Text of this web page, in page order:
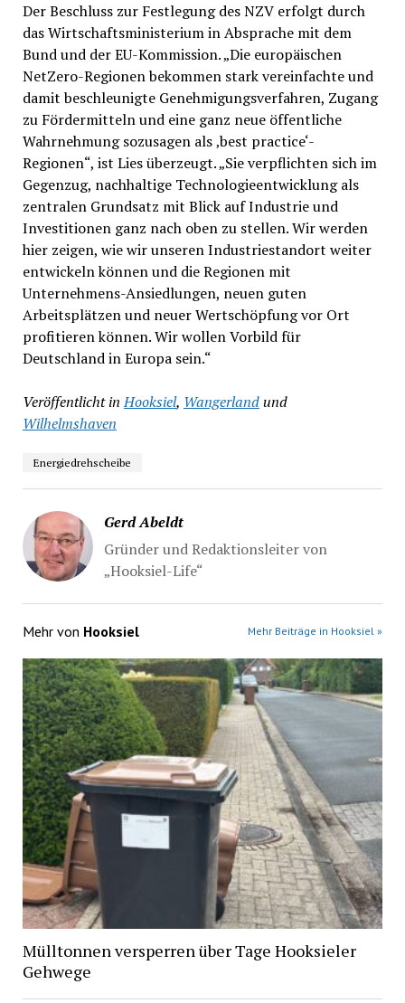
Der Beschluss zur Festlegung des NZV erfolgt durch
das Wirtschaftsministerium in Absprache mit dem
Bund und der EU-Kommission. „Die europäischen
NetZero-Regionen bekommen stark vereinfachte und
damit beschleunigte Genehmigungsverfahren, Zugang
zu Fördermitteln und eine ganz neue öffentliche
Wahrnehmung sozusagen als ‚best practice‘-
Regionen“, ist Lies überzeugt. „Sie verpflichten sich im
Gegenzug, nachhaltige Technologieentwicklung als
zentralen Grundsatz mit Blick auf Industrie und
Investitionen ganz nach oben zu stellen. Wir werden
hier zeigen, wie wir unseren Industriestandort weiter
entwickeln können und die Regionen mit
Unternehmens-Ansiedlungen, neuen guten
Arbeitsplätzen und neuer Wertschöpfung vor Ort
profitieren können. Wir wollen Vorbild für
Deutschland in Europa sein.“
Veröffentlicht in Hooksiel, Wangerlandund
Wilhelmshaven
Energiedrehscheibe
Gerd Abeldt
Gründer und Redaktionsleiter von
„Hooksiel-Life“
Mehr von Hooksiel Mehr Beiträge in Hooksiel »
Mülltonnen versperren über Tage Hooksieler
Gehwege